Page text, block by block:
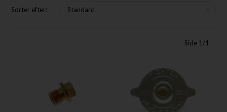
Sorter efter:
Side 1/1